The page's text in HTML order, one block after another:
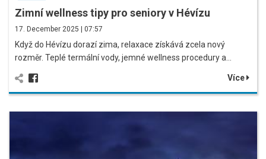
Zimní wellness tipy pro seniory v Hévízu
17. December 2025 | 07:57
Když do Hévízu dorazí zima, relaxace získává zcela nový
rozměr. Teplé termální vody, jemné wellness procedury a…
Více